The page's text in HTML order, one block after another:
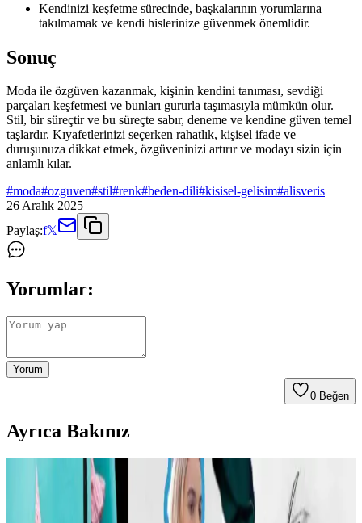
Kendinizi keşfetme sürecinde, başkalarının yorumlarına
takılmamak ve kendi hislerinize güvenmek önemlidir.
Sonuç
Moda ile özgüven kazanmak, kişinin kendini tanıması, sevdiği
parçaları keşfetmesi ve bunları gururla taşımasıyla mümkün olur.
Stil, bir süreçtir ve bu süreçte sabır, deneme ve kendine güven temel
taşlardır. Kıyafetlerinizi seçerken rahatlık, kişisel ifade ve
duruşunuza dikkat etmek, özgüveninizi artırır ve modayı sizin için
anlamlı kılar.
#moda#ozguven#stil#renk#beden-dili#kisisel-gelisim#alisveris
26 Aralık 2025
Paylaş:f𝕏
Yorumlar:
Yorum
0 Beğen
Ayrıca Bakınız
Carolyn Bessette Kennedy Stili ve 90'lar
Minimalizminin Günümüzdeki Yansımaları